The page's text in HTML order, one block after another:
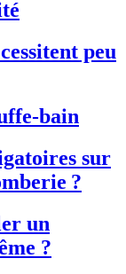
peu
bain
sur
?
un
?